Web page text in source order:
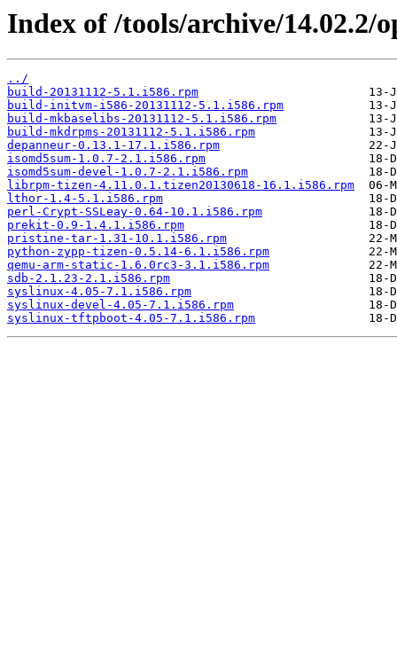
Index of /tools/archive/14.02.2/
../
build-20131112-5.1.i586.rpm
build-initvm-i586-20131112-5.1.i586.rpm
build-mkbaselibs-20131112-5.1.i586.rpm
build-mkdrpms-20131112-5.1.i586.rpm
depanneur-0.13.1-17.1.i586.rpm
isomd5sum-1.0.7-2.1.i586.rpm
isomd5sum-devel-1.0.7-2.1.i586.rpm
librpm-tizen-4.11.0.1.tizen20130618-16.1.i586.rpm
lthor-1.4-5.1.i586.rpm
perl-Crypt-SSLeay-0.64-10.1.i586.rpm
prekit-0.9-1.4.1.i586.rpm
pristine-tar-1.31-10.1.i586.rpm
python-zypp-tizen-0.5.14-6.1.i586.rpm
qemu-arm-static-1.6.0rc3-3.1.i586.rpm
sdb-2.1.23-2.1.i586.rpm
syslinux-4.05-7.1.i586.rpm
syslinux-devel-4.05-7.1.i586.rpm
syslinux-tftpboot-4.05-7.1.i586.rpm